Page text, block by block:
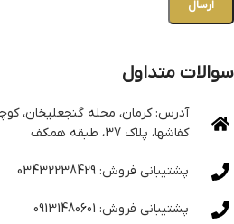
سوالات متداول
آدرس: کرمان، محله گنجعلیخان،
کفاشها، پلاک 37، طبقه همکف
پشتیبانی فروش: 03432238429
پشتیبانی فروش: 09131480601